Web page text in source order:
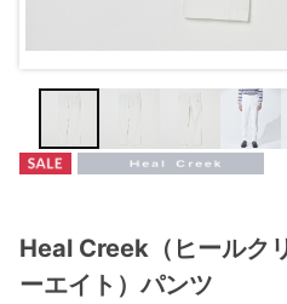
Heal Creek（ヒールク
ーエイト）パンツ